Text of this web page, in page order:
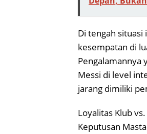
Di tengah
kesempatan di
Pengalamannya
Messi di level
jarang dimiliki
Loyalitas Klub
Keputusan